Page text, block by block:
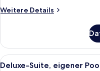
Weitere Details
Weitere
Suite,
Meerblick
Alle10
Deluxe-Suite, eigener